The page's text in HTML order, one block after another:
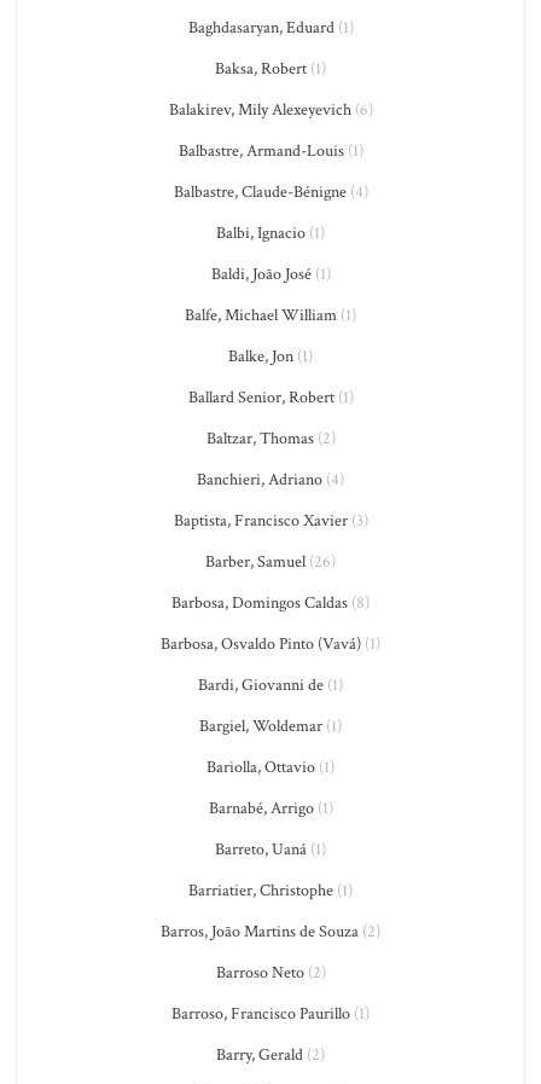
Baghdasaryan, Eduard(1)
Baksa, Robert (1)
Balakirev, Mily Alexeyevich(6)
Balbastre, Armand-Louis(1)
Balbastre, Claude-Bénigne(4)
Balbi, Ignacio (1)
Baldi, João José(1)
Balfe, Michael William (1)
Balke, Jon (1)
Ballard Senior, Robert(1)
Baltzar, Thomas(2)
Banchieri, Adriano (4)
Baptista, Francisco Xavier(3)
Barber, Samuel (26)
Barbosa, Domingos Caldas (8)
Barbosa, Osvaldo Pinto (Vavá) (1)
Bardi, Giovanni de (1)
Bargiel, Woldemar (1)
Bariolla, Ottavio (1)
Barnabé, Arrigo(1)
Barreto, Uaná (1)
Barriatier, Christophe (1)
Barros, João Martins de Souza (2)
Barroso Neto(2)
Barroso, Francisco Paurillo (1)
Barry, Gerald (2)